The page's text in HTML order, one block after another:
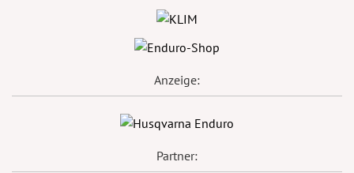
Anzeige:
Partner: